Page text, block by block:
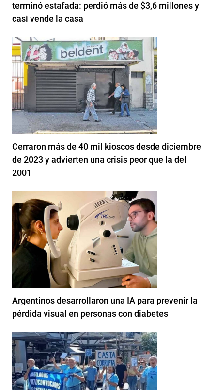
terminó estafada: perdió más de $3,6 millones y
casi vende la casa
Cerraron más de 40 mil kioscos desde diciembre
de 2023 y advierten una crisis peor que la del
2001
Argentinos desarrollaron una IA para prevenir la
pérdida visual en personas con diabetes